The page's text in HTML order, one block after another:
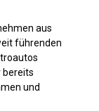
aus
führenden
bereits
und